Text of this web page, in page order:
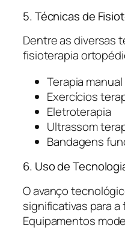
5. Técnicas de
Dentre as diversas
fisioterapia
Terapia manual
Exercícios
Eletroterapia
Ultrassom
Bandagens
6. Uso de
O avanço
significativas para a
Equipamentos